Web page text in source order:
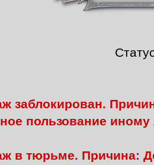
заблокирован.
пользование
в тюрьме. Причина: